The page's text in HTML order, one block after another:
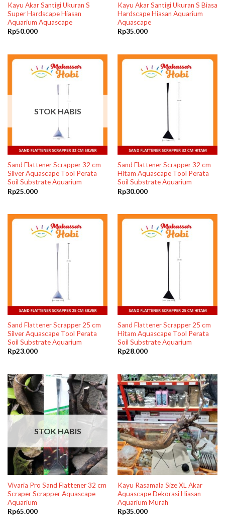
Kayu Akar Santigi Ukuran S
Super Hardscape Hiasan
Aquarium Aquascape
Rp50.000
Kayu Akar Santigi Ukuran S Biasa
Hardscape Hiasan Aquarium
Aquascape
Rp35.000
STOK HABIS
Sand Flattener Scrapper 32 cm
Silver Aquascape Tool Perata
Soil Substrate Aquarium
Rp25.000
Sand Flattener Scrapper 32 cm
Hitam Aquascape Tool Perata
Soil Substrate Aquarium
Rp30.000
Sand Flattener Scrapper 25 cm
Silver Aquascape Tool Perata
Soil Substrate Aquarium
Rp23.000
Sand Flattener Scrapper 25 cm
Hitam Aquascape Tool Perata
Soil Substrate Aquarium
Rp28.000
STOK HABIS
Vivaria Pro Sand Flattener 32 cm
Scraper Scrapper Aquascape
Aquarium
Rp65.000
Kayu Rasamala Size XL Akar
Aquascape Dekorasi Hiasan
Aquarium Murah
Rp35.000